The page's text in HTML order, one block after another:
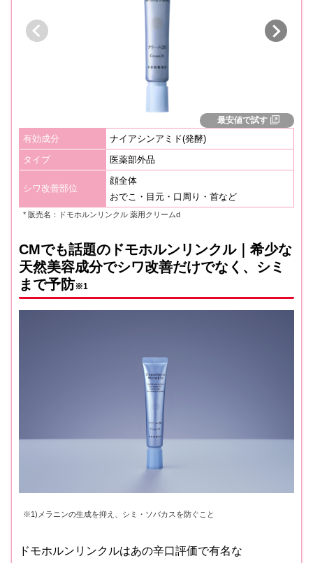
最安値で試す
有効成分
ナイアシンアミド(発酵)
タイプ
医薬部外品
シワ改善部位
顔全体
おでこ・目元・口周り・首など
* 販売名：ドモホルンリンクル 薬用クリームd
CMでも話題のドモホルンリンクル｜希少な
天然美容成分でシワ改善だけでなく、シミ
まで予防※1
※1)メラニンの生成を抑え、シミ・ソバカスを防ぐこと
ドモホルンリンクルはあの辛口評価で有名な